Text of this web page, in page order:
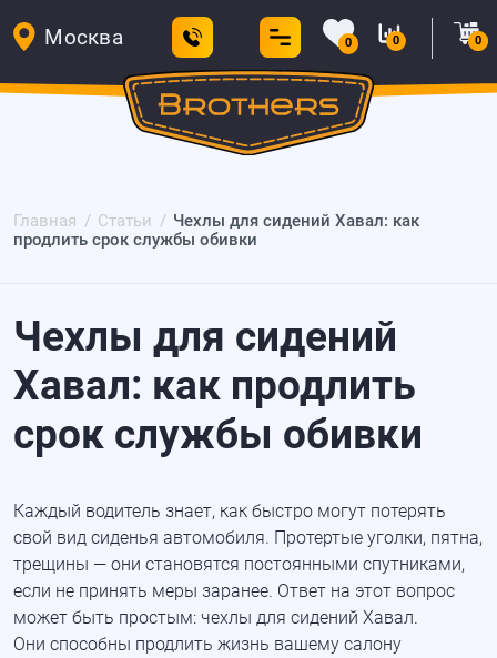
Москва 0 0 0
Главная Статьи
Чехлы для сидений Хавал: как
продлить срок службы обивки
Чехлы для сидений
Хавал: как продлить
срок службы обивки
Каждый водитель знает, как быстро могут потерять
свой вид сиденья автомобиля. Протертые уголки, пятна,
трещины — они становятся постоянными спутниками,
если не принять меры заранее. Ответ на этот вопрос
может быть простым: чехлы для сидений Хавал.
Они способны продлить жизнь вашему салону